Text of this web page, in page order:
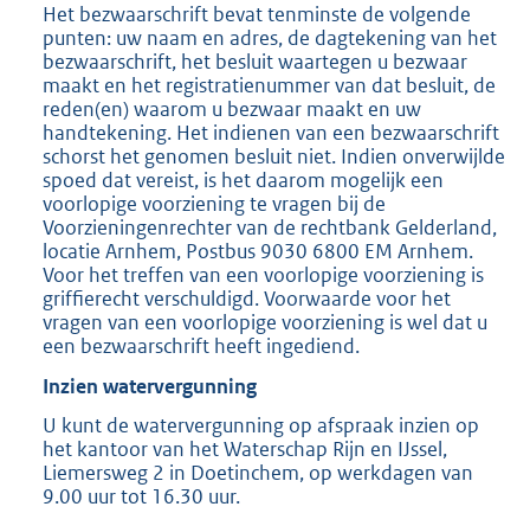
Het bezwaarschrift bevat tenminste de volgende
punten: uw naam en adres, de dagtekening van het
bezwaarschrift, het besluit waartegen u bezwaar
maakt en het registratienummer van dat besluit, de
reden(en) waarom u bezwaar maakt en uw
handtekening. Het indienen van een bezwaarschrift
schorst het genomen besluit niet. Indien onverwijlde
spoed dat vereist, is het daarom mogelijk een
voorlopige voorziening te vragen bij de
Voorzieningenrechter van de rechtbank Gelderland,
locatie Arnhem, Postbus 9030 6800 EM Arnhem.
Voor het treffen van een voorlopige voorziening is
griffierecht verschuldigd. Voorwaarde voor het
vragen van een voorlopige voorziening is wel dat u
een bezwaarschrift heeft ingediend.
Inzien watervergunning
U kunt de watervergunning op afspraak inzien op
het kantoor van het Waterschap Rijn en IJssel,
Liemersweg 2 in Doetinchem, op werkdagen van
9.00 uur tot 16.30 uur.